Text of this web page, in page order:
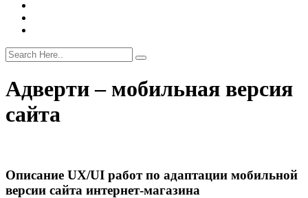
Адверти – мобильная версия
сайта
Описание UX/UI работ по адаптации мобильной
версии сайта интернет-магазина